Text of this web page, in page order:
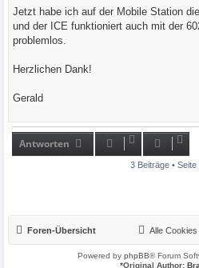
Jetzt habe ich auf der Mobile Station
und der ICE funktioniert auch mit der
problemlos.
Herzlichen Dank!
Gerald
Antworten
3 Beiträge • Seite
Foren-Übersicht Alle
Powered by phpBB® Forum
*Original Author: